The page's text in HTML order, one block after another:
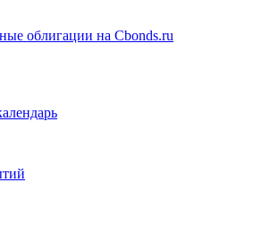
облигации на Cbonds.ru